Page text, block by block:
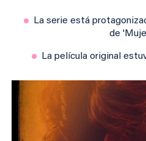
La serie está
de
La película original